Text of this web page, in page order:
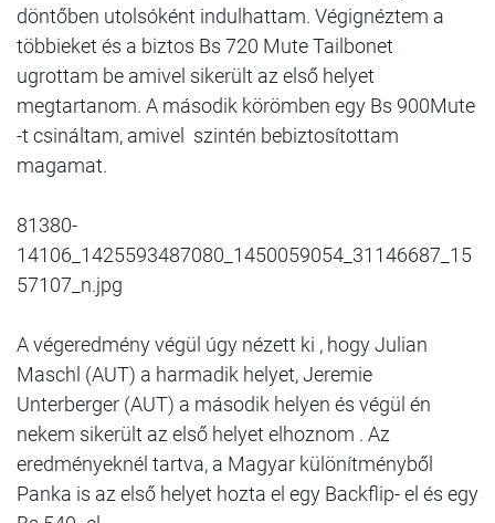
döntőben utolsóként indulhattam. Végignéztem a
többieket és a biztos Bs 720 Mute Tailbonet
ugrottam be amivel sikerült az első helyet
megtartanom. A második körömben egy Bs 900Mute
-t csináltam, amivel szintén bebiztosítottam
magamat.
81380-
14106_1425593487080_1450059054_31146687_15
57107_n.jpg
A végeredmény végül úgy nézett ki , hogy Julian
Maschl (AUT) a harmadik helyet, Jeremie
Unterberger (AUT) a második helyen és végül én
nekem sikerült az első helyet elhoznom . Az
eredményeknél tartva, a Magyar különítményből
Panka is az első helyet hozta el egy Backflip- el és egy